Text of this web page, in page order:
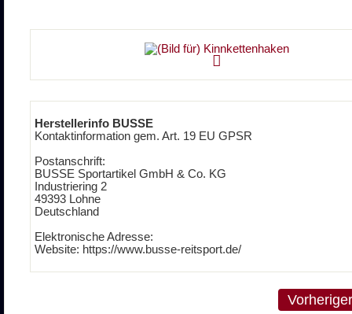
Herstellerinfo BUSSE
Kontaktinformation gem. Art. 19 EU GPSR
Postanschrift:
BUSSE Sportartikel GmbH & Co. KG
Industriering 2
49393 Lohne
Deutschland
Elektronische Adresse:
Website: https://www.busse-reitsport.de/